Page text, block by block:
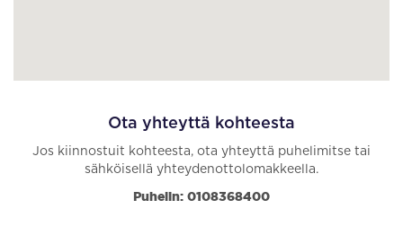
Ota yhteyttä kohteesta
Jos kiinnostuit kohteesta, ota yhteyttä puhelimitse tai
sähköisellä yhteydenottolomakkeella.
Puhelin: 0108368400